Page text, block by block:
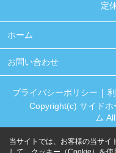
定
ホーム
お問い合わせ
プライバシーポリシー
Copyright(c) サイド
ム
当サイトでは、お客様の当サイ